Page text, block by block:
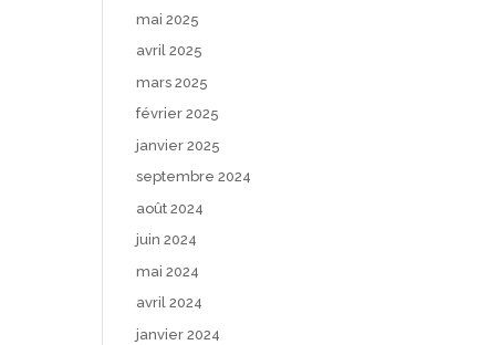
mai 2025
avril 2025
mars 2025
février 2025
janvier 2025
septembre 2024
août 2024
juin 2024
mai 2024
avril 2024
janvier 2024